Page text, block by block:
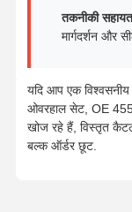
तकनीकी
मार्गदर्शन और
यदि आप एक
ओवरहाल सेट, OE
खोज रहे हैं, विस्तृत
बल्क ऑर्डर छूट.